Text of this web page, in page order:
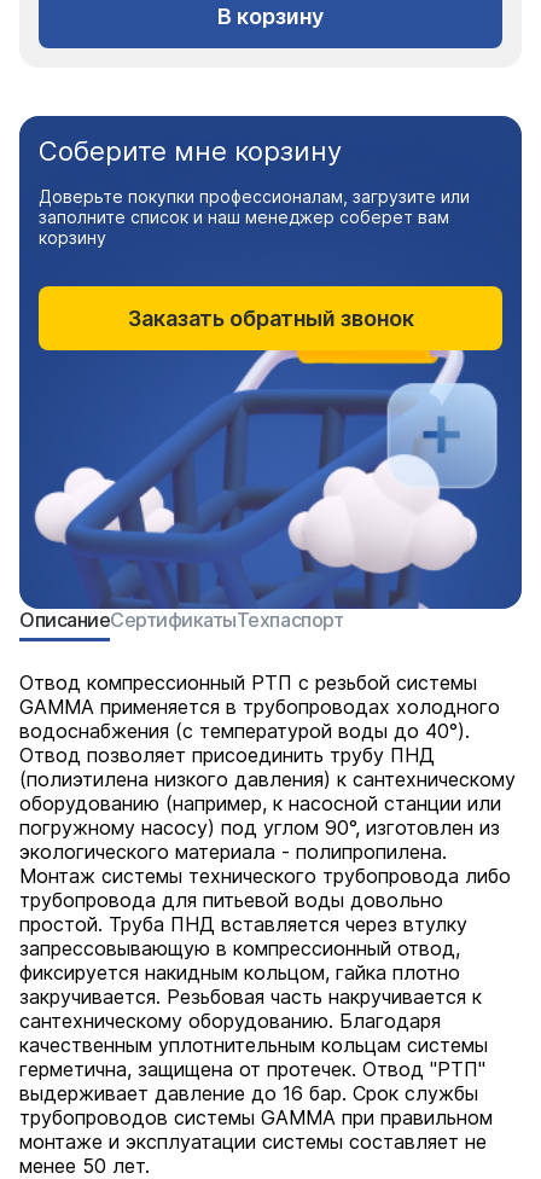
В корзину
ОписаниеСертификатыТехпаспорт
Отвод компрессионный РТП с резьбой системы
GAMMA применяется в трубопроводах холодного
водоснабжения (с температурой воды до 40°).
Отвод позволяет присоединить трубу ПНД
(полиэтилена низкого давления) к сантехническому
оборудованию (например, к насосной станции или
погружному насосу) под углом 90°, изготовлен из
экологического материала - полипропилена.
Монтаж системы технического трубопровода либо
трубопровода для питьевой воды довольно
простой. Труба ПНД вставляется через втулку
запрессовывающую в компрессионный отвод,
фиксируется накидным кольцом, гайка плотно
закручивается. Резьбовая часть накручивается к
сантехническому оборудованию. Благодаря
качественным уплотнительным кольцам системы
герметична, защищена от протечек. Отвод "РТП"
выдерживает давление до 16 бар. Срок службы
трубопроводов системы GAMMA при правильном
монтаже и эксплуатации системы составляет не
менее 50 лет.
Соберите мне корзину
Доверьте покупки профессионалам, загрузите или
заполните список и наш менеджер соберет вам
корзину
Заказать обратный звонок